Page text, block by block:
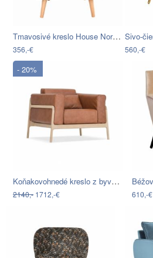
Tmavosivé kreslo House Nordic Monte
356,-€ 560,-€
- 20%
Koňakovohnedé kreslo z byvolej kože s…
2140,- 1712,-€ 610,-€